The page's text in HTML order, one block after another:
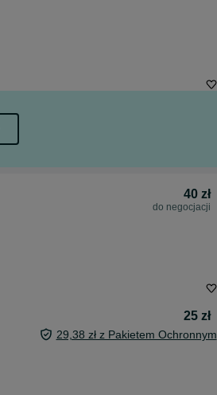
40 zł
do negocjacji
25 zł
29,38 zł z Pakietem Ochronnym